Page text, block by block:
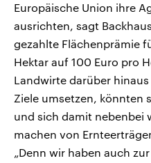
Europäische Union ihre
ausrichten, sagt
gezahlte Flächenprämie
Hektar auf 100 Euro pro
Landwirte darüber
Ziele umsetzen, könnten
und sich damit nebenbei
machen von
„Denn wir haben auch